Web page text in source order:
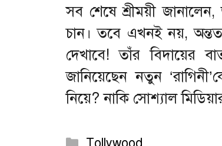
সব শেষে শ্রীময়ী
চান। তবে এখনই নয়,
দেখাবে! তাঁর বিদায়ের
জানিয়েছেন নতুন
নিয়ে? নাকি সোশ্যাল
Categories
Tollywood